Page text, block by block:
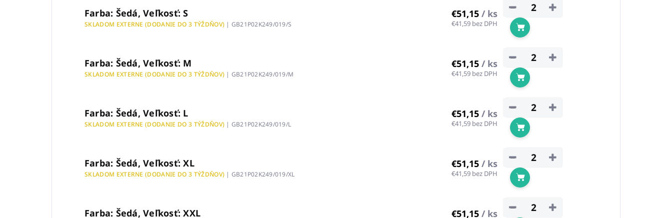
Farba: Šedá, Veľkosť: S
SKLADOM EXTERNE (DODANIE DO 3 TÝŽDŇOV) | GB21P02K249/019/S
€51,15 / ks
€41,59 bez DPH
+
−
Do košíka
Farba: Šedá, Veľkosť: M
SKLADOM EXTERNE (DODANIE DO 3 TÝŽDŇOV) | GB21P02K249/019/M
€51,15 / ks
€41,59 bez DPH
+
−
Do košíka
Farba: Šedá, Veľkosť: L
SKLADOM EXTERNE (DODANIE DO 3 TÝŽDŇOV) | GB21P02K249/019/L
€51,15 / ks
€41,59 bez DPH
+
−
Do košíka
Farba: Šedá, Veľkosť: XL
SKLADOM EXTERNE (DODANIE DO 3 TÝŽDŇOV) | GB21P02K249/019/XL
€51,15 / ks
€41,59 bez DPH
+
−
Do košíka
Farba: Šedá, Veľkosť: XXL €51,15 / ks +
−